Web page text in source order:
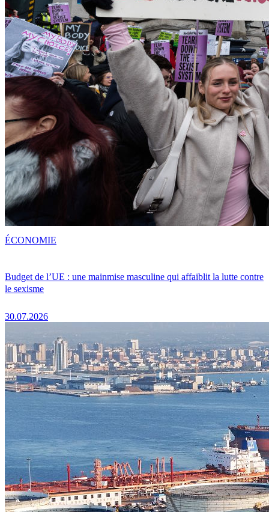
Budget de l’UE : une mainmise masculine qui affaiblit la lutte contre
le sexisme
30.07.2026
ÉCONOMIE